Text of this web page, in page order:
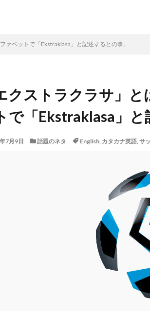
ァベットで「Ekstraklasa」と記述するとの事。
クストラクラサ」
で「Ekstraklasa」と
7月9日 話題のネタ English, カタカナ英語, サ